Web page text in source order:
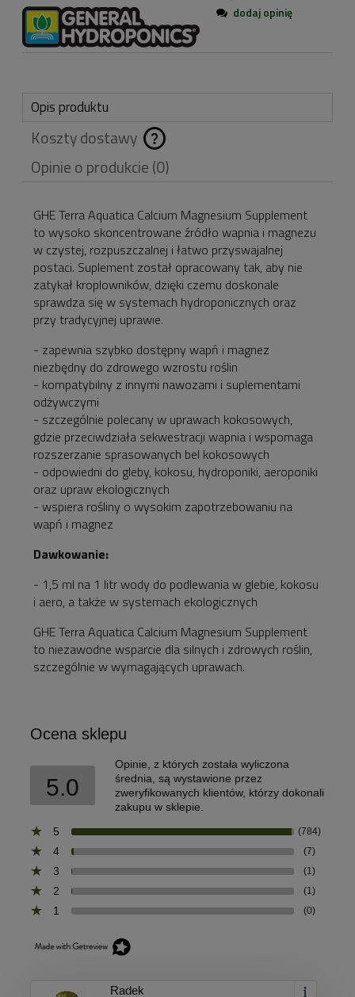
dodaj opinię
Opis produktu
Koszty dostawy
Cena nie zawiera
ewentualnych kosztów
płatności
Opinie o produkcie (0)
GHE Terra Aquatica Calcium Magnesium Supplement
to wysoko skoncentrowane źródło wapnia i magnezu
w czystej, rozpuszczalnej i łatwo przyswajalnej
postaci. Suplement został opracowany tak, aby nie
zatykał kroplowników, dzięki czemu doskonale
sprawdza się w systemach hydroponicznych oraz
przy tradycyjnej uprawie.
- zapewnia szybko dostępny wapń i magnez
niezbędny do zdrowego wzrostu roślin
- kompatybilny z innymi nawozami i suplementami
odżywczymi
- szczególnie polecany w uprawach kokosowych,
gdzie przeciwdziała sekwestracji wapnia i wspomaga
rozszerzanie sprasowanych bel kokosowych
- odpowiedni do gleby, kokosu, hydroponiki, aeroponiki
oraz upraw ekologicznych
- wspiera rośliny o wysokim zapotrzebowaniu na
wapń i magnez
Dawkowanie:
- 1,5 ml na 1 litr wody do podlewania w glebie, kokosu
i aero, a także w systemach ekologicznych
GHE Terra Aquatica Calcium Magnesium Supplement
to niezawodne wsparcie dla silnych i zdrowych roślin,
szczególnie w wymagających uprawach.
Ocena sklepu
5.0
Opinie, z których została wyliczona
średnia, są wystawione przez
zweryfikowanych klientów, którzy dokonali
zakupu w sklepie.
5
(784)
4 (7)
3 (1)
2 (1)
1 (0)
Radek